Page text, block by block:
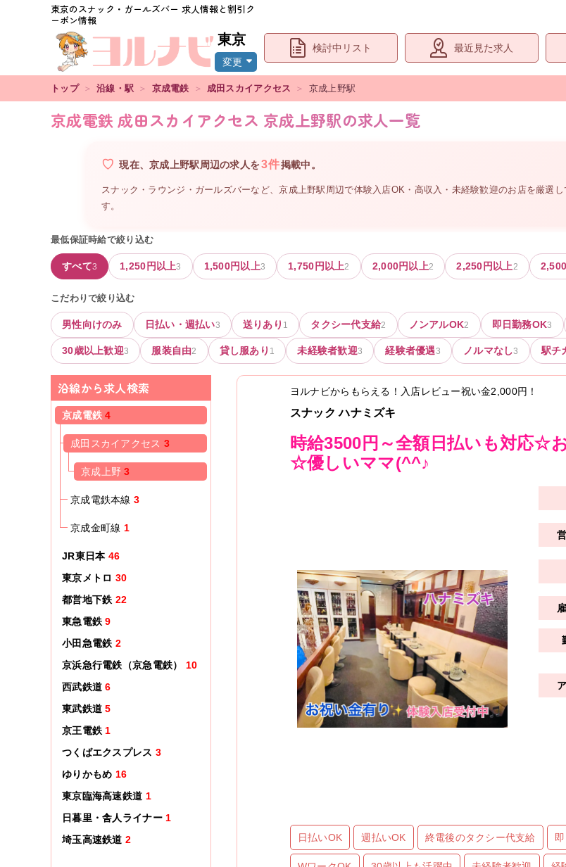
東京のスナック・ガールズバー 求人情報と割引ク
ーポン情報
東京
変更
検討中リスト 最近見た求人
トップ ＞ 沿線・駅 ＞ 京成電鉄 ＞ 成田スカイアクセス ＞ 京成上野駅
京成電鉄 成田スカイアクセス 京成上野駅の求人一覧
現在、京成上野駅周辺の求人を3件掲載中。
スナック・ラウンジ・ガールズバーなど、京成上野駅周辺で体験入店OK・高収入・未経験歓迎のお店を厳選
す。
最低保証時給で絞り込む
すべて3 1,250 円以上3 1,500円以上3 1,750 円以上2 2,000円以上2 2,250 円以上2 2,500
こだわりで絞り込む
男性向けのみ 日払い・週払い3 送りあり 1 タクシー代支給2 ノンアルOK2 即日勤務OK3
30歳以上歓迎3 服装自由2 貸し服あり 1 未経験者歓迎3 経験者優遇3 ノルマなし3 駅チ
沿線から求人検索
京成電鉄 4
成田スカイアクセス 3
京成上野 3
京成電鉄本線 3
京成金町線 1
JR東日本 46
東京メトロ 30
都営地下鉄 22
東急電鉄 9
小田急電鉄 2
京浜急行電鉄（京急電鉄）
10
西武鉄道 6
東武鉄道 5
京王電鉄 1
つくばエクスプレス 3
ゆりかもめ 16
東京臨海高速鉄道 1
日暮里・舎人ライナー 1
埼玉高速鉄道 2
ヨルナビからもらえる！入店レビュー祝い金2,000円 ！
スナック ハナミズキ
時給3500円～全額日払いも対応☆
☆優しいママ(^^♪
日払いOK 週払いOK 終電後のタクシー代支給